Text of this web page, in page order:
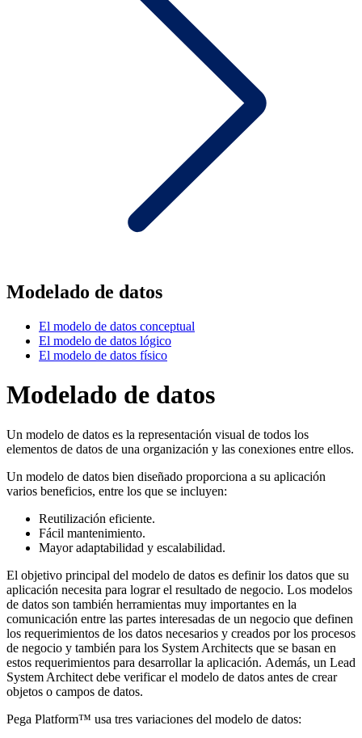
Modelado de datos
El modelo de datos conceptual
El modelo de datos lógico
El modelo de datos físico
Modelado de datos
Un modelo de datos es la representación visual de todos los
elementos de datos de una organización y las conexiones entre ellos.
Un modelo de datos bien diseñado proporciona a su aplicación
varios beneficios, entre los que se incluyen:
Reutilización eficiente.
Fácil mantenimiento.
Mayor adaptabilidad y escalabilidad.
El objetivo principal del modelo de datos es definir los datos que su
aplicación necesita para lograr el resultado de negocio. Los modelos
de datos son también herramientas muy importantes en la
comunicación entre las partes interesadas de un negocio que definen
los requerimientos de los datos necesarios y creados por los procesos
de negocio y también para los System Architects que se basan en
estos requerimientos para desarrollar la aplicación. Además, un Lead
System Architect debe verificar el modelo de datos antes de crear
objetos o campos de datos.
Pega Platform™ usa tres variaciones del modelo de datos: